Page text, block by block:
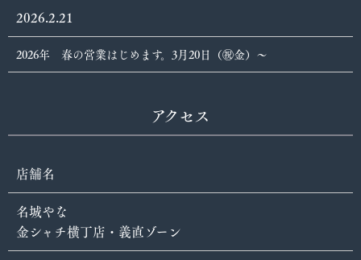
2026.2.21
2026年 春の営業はじめます。3月20日（㊗️金）〜
アクセス
店舗名
名城やな
金シャチ横丁店・義直ゾーン